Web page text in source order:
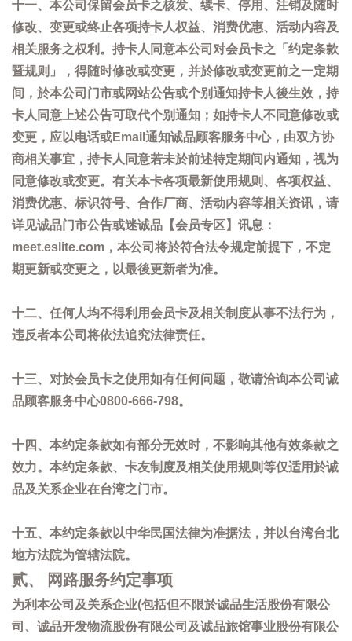
十一、本公司保留会员卡之核发、续卡、停用、注销及随时
修改、变更或终止各项持卡人权益、消费优惠、活动内容及
相关服务之权利。持卡人同意本公司对会员卡之「约定条款
暨规则」，得随时修改或变更，并於修改或变更前之一定期
间，於本公司门市或网站公告或个别通知持卡人後生效，持
卡人同意上述公告可取代个别通知；如持卡人不同意修改或
变更，应以电话或Email通知诚品顾客服务中心，由双方协
商相关事宜，持卡人同意若未於前述特定期间内通知，视为
同意修改或变更。有关本卡各项最新使用规则、各项权益、
消费优惠、标识符号、合作厂商、活动内容等相关资讯，请
详见诚品门市公告或迷诚品【会员专区】讯息：
meet.eslite.com，本公司将於符合法令规定前提下，不定
期更新或变更之，以最後更新者为准。
十二、任何人均不得利用会员卡及相关制度从事不法行为，
违反者本公司将依法追究法律责任。
十三、对於会员卡之使用如有任何问题，敬请洽询本公司诚
品顾客服务中心0800-666-798。
十四、本约定条款如有部分无效时，不影响其他有效条款之
效力。本约定条款、卡友制度及相关使用规则等仅适用於诚
品及关系企业在台湾之门市。
十五、本约定条款以中华民国法律为准据法，并以台湾台北
地方法院为管辖法院。
贰、 网路服务约定事项
为利本公司及关系企业(包括但不限於诚品生活股份有限公
司、诚品开发物流股份有限公司及诚品旅馆事业股份有限公